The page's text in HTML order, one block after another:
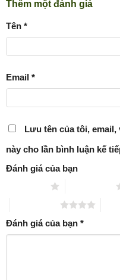
Thêm một đánh giá
Tên *
Email *
Lưu tên của tôi,
này cho lần bình luận kế
Đánh giá của bạn
Đánh giá của bạn *